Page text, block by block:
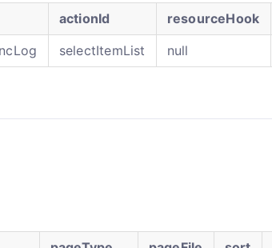
actionId resourceHook
selectItemList null